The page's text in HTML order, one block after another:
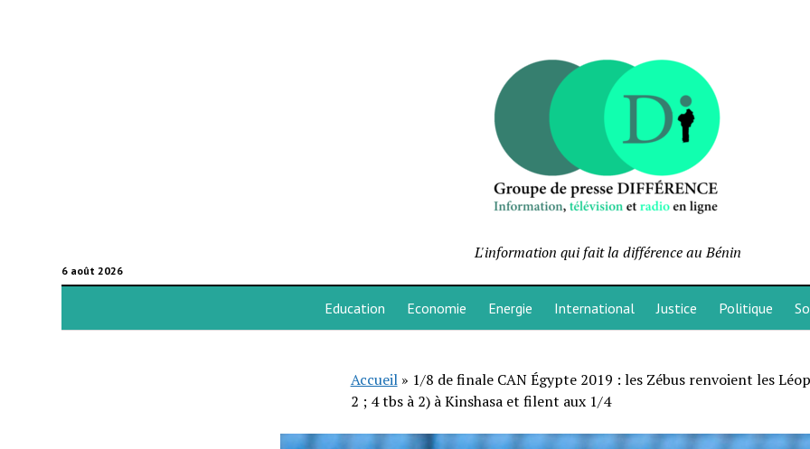
6 août 2026
L'information qui fait la différence au Bénin
Education Economie Energie International Justice Politique
Accueil» 1/8 de finale CAN Égypte 2019 : les Zébus renvoient les
2 ; 4 tbs à 2) à Kinshasa et filent aux 1/4